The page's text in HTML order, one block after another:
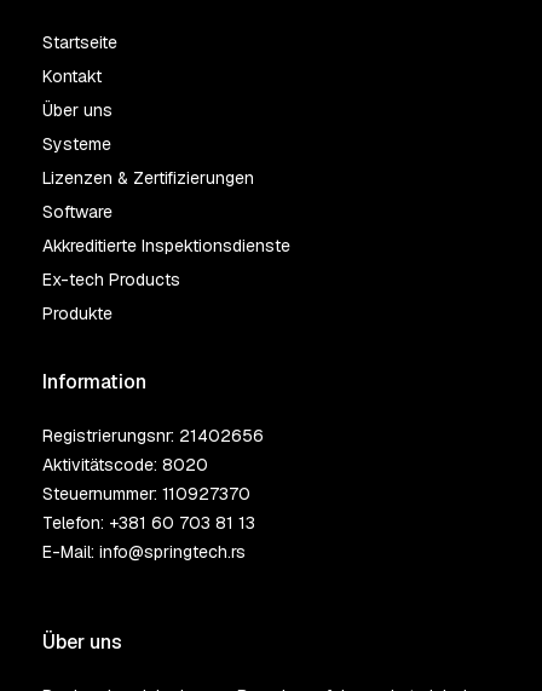
Startseite
Kontakt
Über uns
Systeme
Lizenzen & Zertifizierungen
Software
Akkreditierte Inspektionsdienste
Ex-tech Products
Produkte
Information
Registrierungsnr: 21402656
Aktivitätscode: 8020
Steuernummer: 110927370
Telefon: +381 60 703 81 13
E-Mail: info@springtech.rs
Über uns